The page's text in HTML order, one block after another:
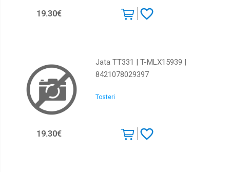
19.30€
Jata TT331 | T-MLX15939 |
8421078029397
Tosteri
19.30€